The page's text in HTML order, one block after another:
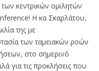
κεντρικών ομιλητών
Η κα Σκαρλάτου,
της με
των ταμειακών ροών
στο σημερινό
για τις προκλήσεις που